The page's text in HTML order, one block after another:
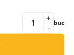
-
+ buc